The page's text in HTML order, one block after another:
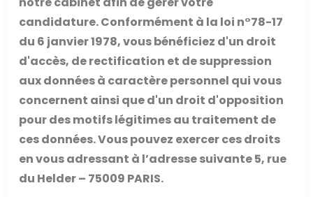
candidature. Conformément à la loi n°78-17
du 6 janvier 1978, vous bénéficiez d'un droit
d'accès, de rectification et de suppression
aux données à caractère personnel qui vous
concernent ainsi que d'un droit d'opposition
pour des motifs légitimes au traitement de
ces données. Vous pouvez exercer ces droits
en vous adressant à l’adresse suivante 5, rue
du Helder – 75009 PARIS.